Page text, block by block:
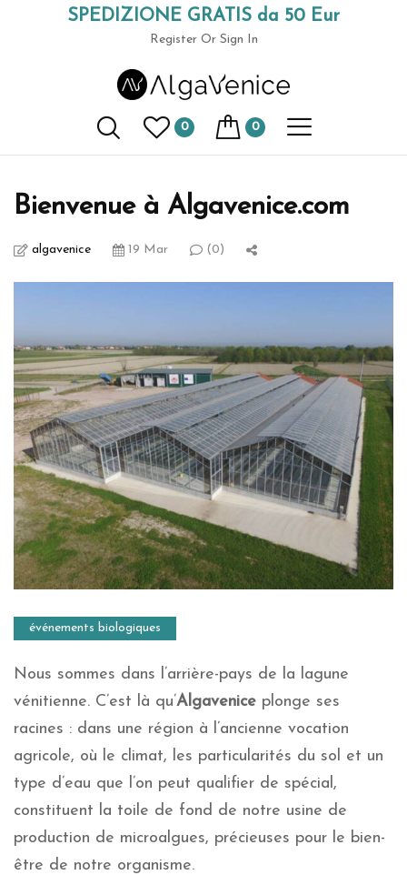
SPEDIZIONE GRATIS da 50 Eur
Register Or Sign In
(+39) 049 9789591
0 0
événements biologiques Bienvenue à Algavenice.com
Bienvenue à Algavenice.com
algavenice 19 Mar (0)
événements biologiques
Nous sommes dans l’arrière-pays de la lagune
vénitienne. C’est là qu’Algavenice plonge ses
racines : dans une région à l’ancienne vocation
agricole, où le climat, les particularités du sol et un
type d’eau que l’on peut qualifier de spécial,
constituent la toile de fond de notre usine de
production de microalgues, précieuses pour le bien-
être de notre organisme.